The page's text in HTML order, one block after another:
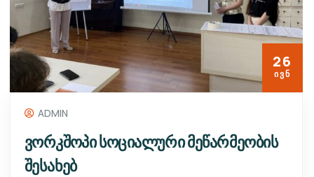
26
ᲘᲕᲜ
ADMIN
ვორკშოპი სოციალური მეწარმეობის
შესახებ